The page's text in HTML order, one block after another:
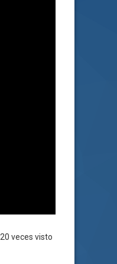
20 veces visto